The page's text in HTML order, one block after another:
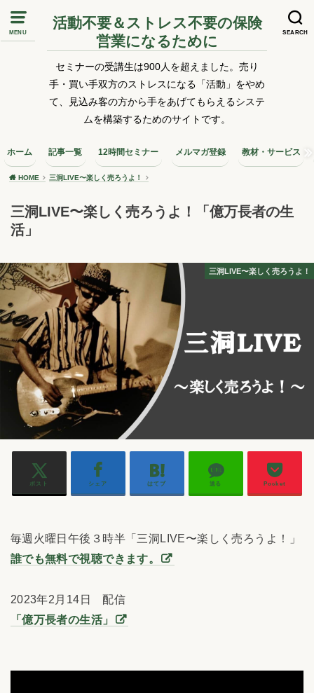
MENU SEARCH
活動不要＆ストレス不要の保険
営業になるために
セミナーの受講生は900人を超えました。売り
手・買い手双方のストレスになる「活動」をやめ
て、見込み客の方から手をあげてもらえるシステ
ムを構築するためのサイトです。
ホーム 記事一覧 12時間セミナー メルマガ登録 教材・サービス
HOME 三洞LIVE〜楽しく売ろうよ！
三洞LIVE〜楽しく売ろうよ！「億万長者の生
活」
三洞LIVE〜楽しく売ろうよ！
ポスト シェア はてブ 送る Pocket
毎週火曜日午後３時半「三洞LIVE〜楽しく売ろうよ！」
誰でも無料で視聴できます。
2023年2月14日 配信
「億万長者の生活」